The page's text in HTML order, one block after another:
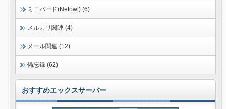
ミニバード(Netowl) (6)
メルカリ関連 (4)
メール関連 (12)
備忘録 (62)
おすすめエックスサーバー